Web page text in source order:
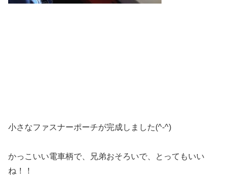
小さなファスナーポーチが完成しました(^-^)
かっこいい電車柄で、兄弟おそろいで、とってもいい
ね！！